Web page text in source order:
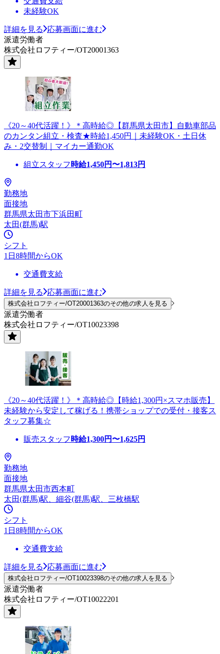
未経験OK
詳細を見る
応募画面に進む
派遣労働者
株式会社ロフティー/OT20001363
《20～40代活躍！》＊高時給◎【群馬県太田市】自動車部品
のカンタン組立・検査★時給1,450円｜未経験OK・土日休
み・2交替制｜マイカー通勤OK
組立スタッフ 時給1,450円〜1,813円
勤務地
面接地
群馬県太田市下浜田町
太田(群馬)駅
シフト
1日8時間からOK
交通費支給
詳細を見る 応募画面に進む
株式会社ロフティー/OT20001363のその他の求人を見る
派遣労働者
株式会社ロフティー/OT10023398
《20～40代活躍！》＊高時給◎【時給1,300円×スマホ販売】
未経験から安定して稼げる！携帯ショップでの受付・接客ス
タッフ募集☆
販売スタッフ 時給1,300円〜1,625円
勤務地
面接地
群馬県太田市西本町
太田(群馬)駅、細谷(群馬)駅、三枚橋駅
シフト
1日8時間からOK
交通費支給
詳細を見る 応募画面に進む
株式会社ロフティー/OT10023398のその他の求人を見る
派遣労働者
株式会社ロフティー/OT10022201